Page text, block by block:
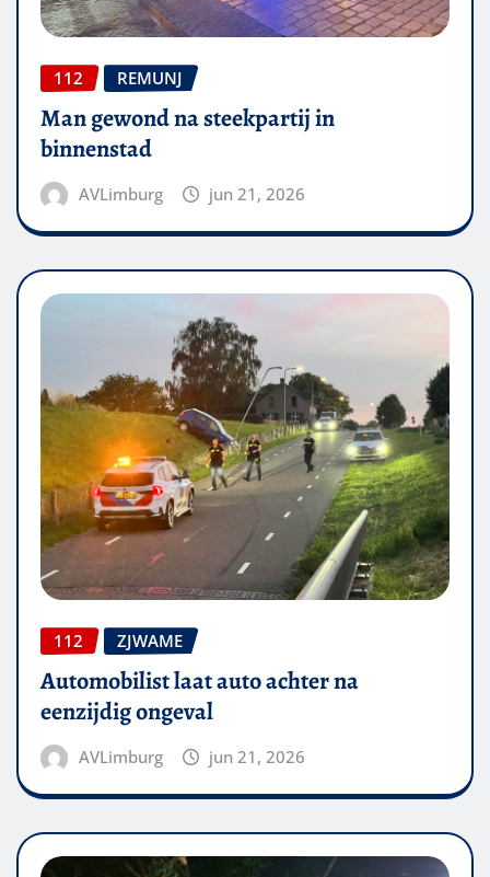
112 REMUNJ
Man gewond na steekpartij in
binnenstad
AVLimburg jun 21, 2026
112 ZJWAME
Automobilist laat auto achter na
eenzijdig ongeval
AVLimburg jun 21, 2026